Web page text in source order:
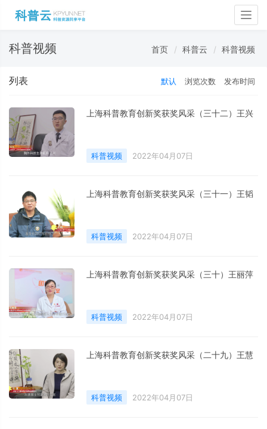
科普视频 首页 科普云 科普视频
列表 默认 浏览次数 发布时间
上海科普教育创新奖获奖风采（三十二）王兴
科普视频 2022年04月07日
上海科普教育创新奖获奖风采（三十一）王韬
科普视频 2022年04月07日
上海科普教育创新奖获奖风采（三十）王丽萍
科普视频 2022年04月07日
上海科普教育创新奖获奖风采（二十九）王慧
科普视频 2022年04月07日